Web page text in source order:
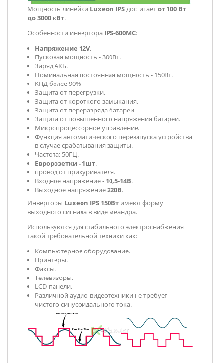
Мощность линейки Luxeon IPSдостигаетот 100 Вт
до 3000 кВт.
Особенности инвертора IPS-600MC:
Напряжение 12V.
Пусковая мощность - 300Вт.
Заряд АКБ.
Номинальная постоянная мощность - 150Вт.
КПД более 90%.
Защита от перегрузки.
Защита от короткого замыкания.
Защита от переразряда батареи.
Защита от повышенного напряжения батареи.
Микропроцессорное управление.
Функция автоматического перезапуска устройства
в случае срабатывания защиты.
Частота: 50ГЦ.
Евророзетки - 1шт.
провод от прикуривателя.
Входное напряжение - 10,5-14В.
Выходное напряжение220В.
Инверторы Luxeon IPS 150Вт имеют форму
выходного сигнала в виде меандра.
Используются для стабильного электроснабжения
такой требовательной техники как:
Компьютерное оборудование.
Принтеры.
Факсы.
Телевизоры.
LCD-панели.
Различной аудио-видеотехники не требует
чистого синусоидального тока.